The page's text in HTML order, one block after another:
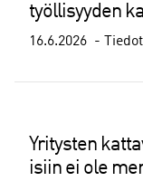
työllisyyden
16.6.2026
Yritysten
isiin ei ole